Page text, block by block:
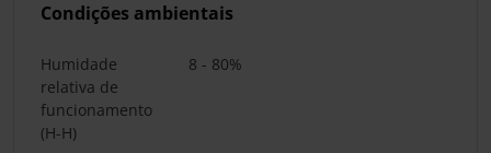
Condições ambientais
Humidade
relativa de
funcionamento
(H-H)
8 - 80%